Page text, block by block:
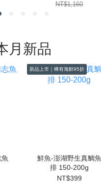
NT$1,160
月新品
新品上市｜稀有海鮮95折
鮮魚-澎湖野生真鯛魚
排 150-200g
NT$399